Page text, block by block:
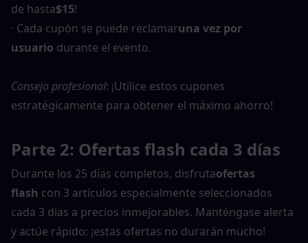
de hasta$15!
· Cada cupón se puede reclamaruna vez por
usuario durante el evento.
Consejo profesional: ¡Utilice estos cupones
estratégicamente para obtener el máximo ahorro!
Parte 2: Ofertas flash cada 3 días
Durante los 25 días completos, disfrutaofertas
flash con 3 artículos especialmente seleccionados
cada 3 días a precios inmejorables. Manténgase alerta
y actúe rápido: ¡estas ofertas no durarán mucho!